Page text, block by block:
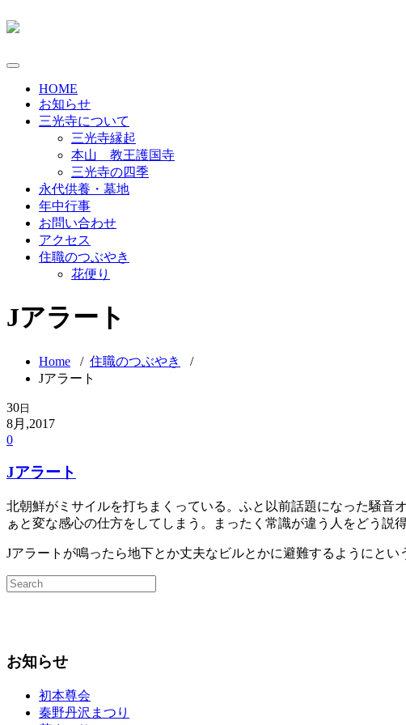
Toggle
navigation
HOME
お知らせ
三光寺について
三光寺縁起
本山 教王護国寺
三光寺の四季
永代供養・墓地
年中行事
お問い合わせ
アクセス
住職のつぶやき
花便り
Jアラート
Home / 住職のつぶやき
/
Jアラート
30日
8月,2017
0
Jアラート
北朝鮮がミサイルを打ちまくっている。ふと以前話題になった騒
ぁと変な感心の仕方をしてしまう。まったく常識が違う人をどう説
Jアラートが鳴ったら地下とか丈夫なビルとかに避難するようにと
お知らせ
初本尊会
秦野丹沢まつり